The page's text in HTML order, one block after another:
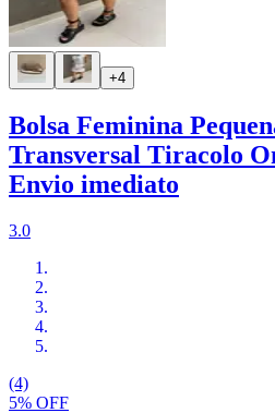
+4
Bolsa Feminina
Transversal Tiracolo
Envio imediato
3.0
(4)
5% OFF